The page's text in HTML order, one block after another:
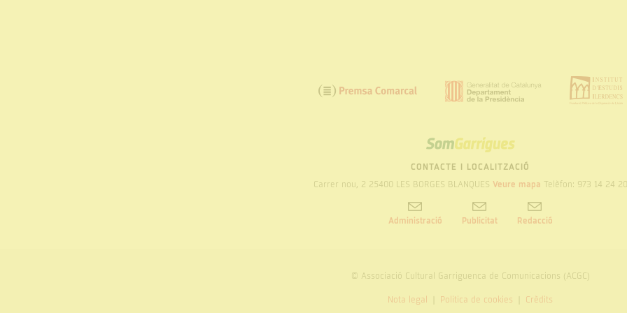
SOM
GARRIGUES
CONTACTE I LOCALITZACIÓ
Carrer nou, 2 25400 LES BORGES BLANQUES Veure mapa Telèfon: 973 14 24 20
Administració Publicitat Redacció
© Associació Cultural Garriguenca de Comunicacions (ACGC)
Nota legal Politica de cookies Crèdits